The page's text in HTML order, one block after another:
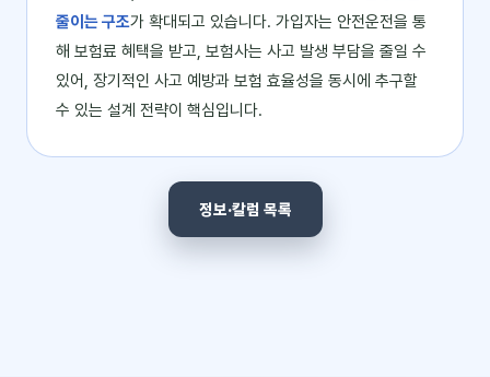
줄이는 구조가 확대되고 있습니다. 가입자는 안전운전을 통
해 보험료 혜택을 받고, 보험사는 사고 발생 부담을 줄일 수
있어, 장기적인 사고 예방과 보험 효율성을 동시에 추구할
수 있는 설계 전략이 핵심입니다.
정보·칼럼 목록